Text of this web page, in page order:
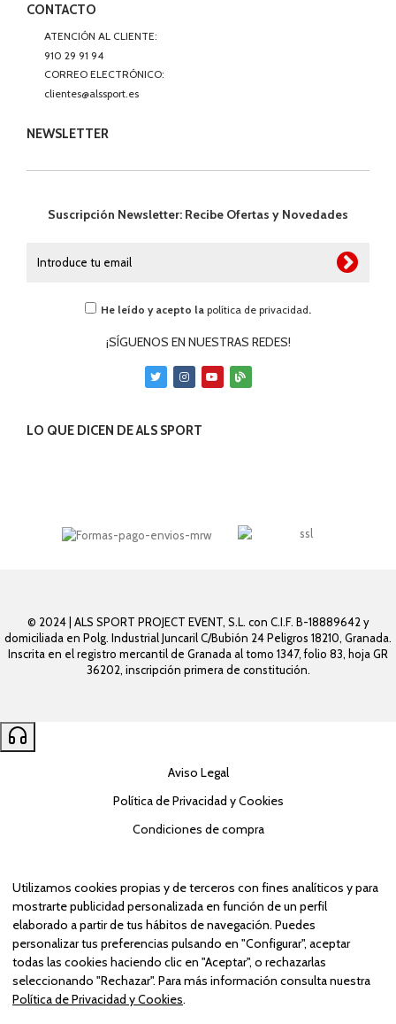
CONTACTO
ATENCIÓN AL CLIENTE:
910 29 91 94
CORREO ELECTRÓNICO:
clientes@alssport.es
NEWSLETTER
Suscripción Newsletter: Recibe Ofertas y Novedades
He leído y acepto la política de privacidad.
¡SÍGUENOS EN NUESTRAS REDES!
LO QUE DICEN DE ALS SPORT
© 2024 | ALS SPORT PROJECT EVENT, S.L. con C.I.F. B-18889642 y
domiciliada en Polg. Industrial Juncaril C/Bubión 24 Peligros 18210, Granada.
Inscrita en el registro mercantil de Granada al tomo 1347, folio 83, hoja GR
36202, inscripción primera de constitución.
Utilizamos cookies propias y de terceros con fines analíticos y para
mostrarte publicidad personalizada en función de un perfil
elaborado a partir de tus hábitos de navegación. Puedes
personalizar tus preferencias pulsando en "Configurar", aceptar
todas las cookies haciendo clic en "Aceptar", o rechazarlas
seleccionando "Rechazar". Para más información consulta nuestra
Política de Privacidad y Cookies.
Aviso Legal
Política de Privacidad y Cookies
Condiciones de compra